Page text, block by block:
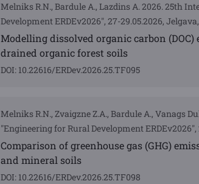
Melniks R.N., Bardule A., Lazdins A. 2026. 25th
Development ERDEv2026", 27-29.05.2026,
Modelling dissolved organic carbon
drained organic forest soils
DOI: 10.22616/ERDev.2026.25.TF095
Melniks R.N., Zvaigzne Z.A., Bardule A., Vanags
"Engineering for Rural Development ERDEv2026",
Comparison of greenhouse gas (GHG)
and mineral soils
DOI: 10.22616/ERDev.2026.25.TF098